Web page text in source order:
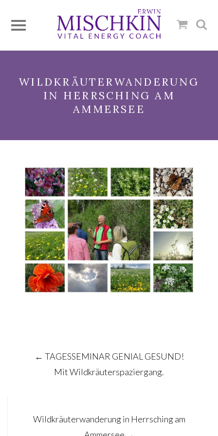
WILDKRÄUTERWANDERUNG
IN HERRSCHING AM
AMMERSEE
navigation
← TAGESSEMINAR GENIAL GESUND!
Mit Wildkräuterspaziergang.
Wildkräuterwanderung in Herrsching am